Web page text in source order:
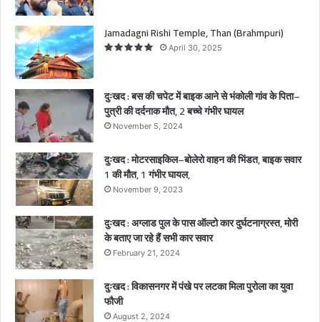
को
ली
गां
व
के
ता
–
त्री
की
द
र्द
ना
क
मौ
त
,
2
Jamadagni Rishi Temple, Than (Brahmpuri)
April 30, 2025
दुःखद : बस की चपेट में बाइक आने से भंकोली गांव के पिता–
पुत्री की दर्दनाक मौत, 2 बच्चे गंभीर घायल
November 5, 2024
दुःखद : मोटरसाइकिल–बोलेरो वाहन की भिंडत, बाइक सवार
1 की मौत, 1 गंभीर घायल,
November 9, 2023
दुःखद : अग्लाड पुल के पास ऑल्टो कार दुर्घटनाग्रस्त, मोरी
के बताए जा रहे हैं सभी कार सवार
February 21, 2024
दुःखद : विकासनगर में पंखे पर लटका मिला पुरोला का युवा
फौजी
August 2, 2024